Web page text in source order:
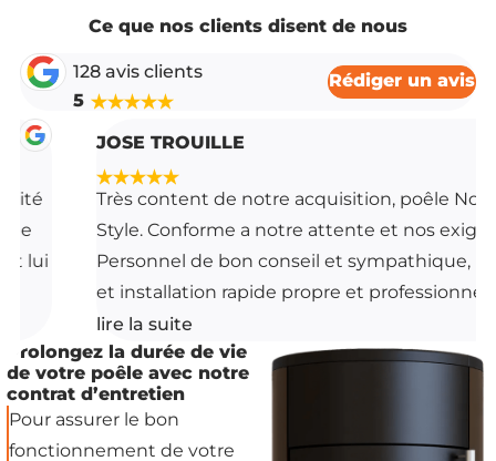
Ce que nos clients disent de nous
5
128 avis clients Rédiger un avis
JOSE TROUILLE
Très content de notre acquisition, poêle Nobis
Style. Conforme a notre attente et nos exigences.
Personnel de bon conseil et sympathique, livraison
et installation rapide propre et professionnel merci
Mr GODART pour votre écoute, disponibilité et
réactivité. Rapport qualité prix service au top. Je
recommande vivement.
lire la suite
Prolongez la durée de vie
de votre poêle avec notre
contrat d’entretien
Pour assurer le bon
fonctionnement de votre